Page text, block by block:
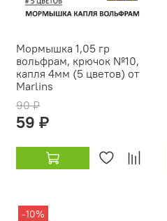
Мормышка 1,05 гр
вольфрам, крючок №10,
капля 4мм (5 цветов) от
Marlins
90 ₽
59 ₽
-10%